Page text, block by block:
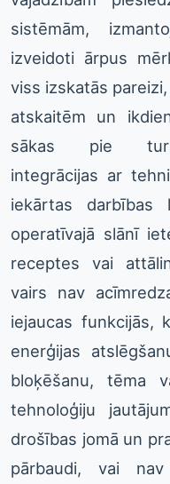
sistēmām,
izveidoti ārpus
viss izskatās
atskaitēm un
sākas pie
integrācijas ar
iekārtas darbības
operatīvajā slānī
receptes vai
vairs nav
iejaucas funkcijās,
enerģijas
bloķēšanu, tēma
tehnoloģiju
drošības jomā un
pārbaudi, vai